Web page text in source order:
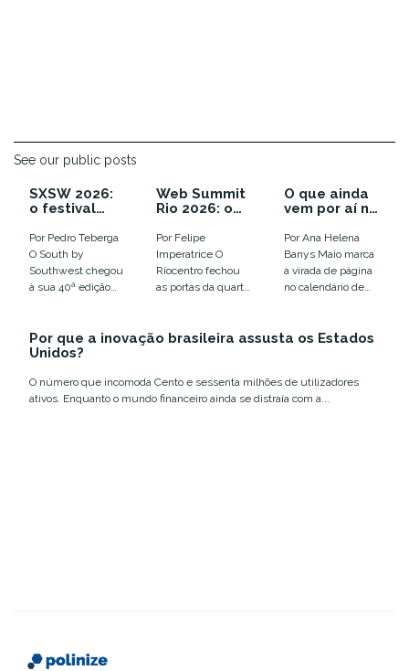
See our public posts
SXSW 2026:
o festival
as
tendências e
colocou o
humano em
xeque
Por Pedro Teberga
O South by
Southwest chegou
à sua 40ª edição
Web Summit
Rio 2026: o
euforia com
IA virou
disputa por
infraestrutur
a
Por Felipe
Imperatrice O
Riocentro fechou
as portas da quarta
números que
O que ainda
vem por aí no
de inovação
de 2026
Por Ana Helena
Banys Maio marca
a virada de página
no calendário de
inovação no
Por que a inovação brasileira assusta os Estados
Unidos?
O número que incomoda Cento e sessenta milhões de utilizadores
ativos. Enquanto o mundo financeiro ainda se distraía com a...